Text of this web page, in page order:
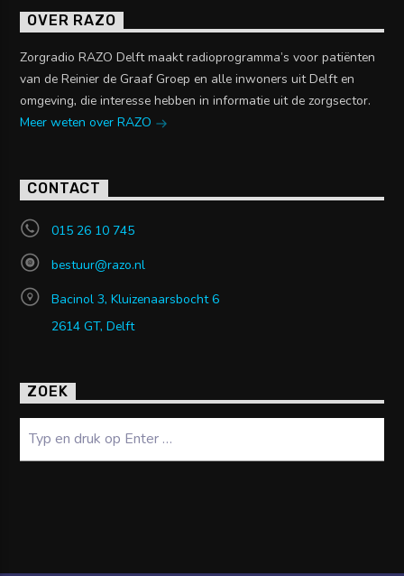
OVER RAZO
Zorgradio RAZO Delft maakt radioprogramma’s voor patiënten
van de Reinier de Graaf Groep en alle inwoners uit Delft en
omgeving, die interesse hebben in informatie uit de zorgsector.
Meer weten over RAZO
CONTACT
015 26 10 745
bestuur@razo.nl
Bacinol 3, Kluizenaarsbocht 6
2614 GT, Delft
ZOEK